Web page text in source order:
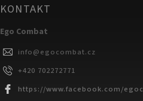
KONTAKT
Ego Combat
info@egocombat.cz
+420 702272771
https://www.facebook.com/